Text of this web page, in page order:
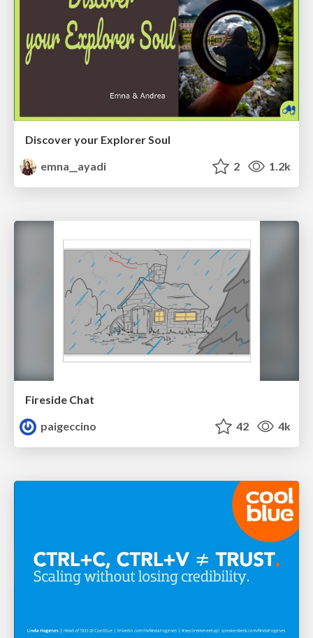
Discover your Explorer Soul
emna__ayadi
2 1.2k
Fireside Chat
paigeccino
42 4k